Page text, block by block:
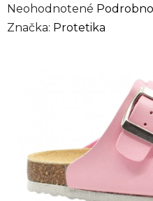
Priemerné
hodnotenie
Neohodnotené
Značka: Protetika